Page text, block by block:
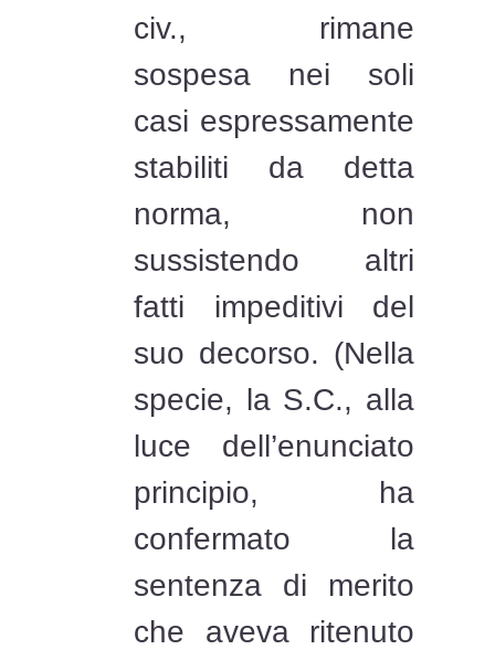
civ., rimane
sospesa nei soli
casi espressamente
stabiliti da detta
norma, non
sussistendo altri
fatti impeditivi del
suo decorso. (Nella
specie, la S.C., alla
luce dell’enunciato
principio, ha
confermato la
sentenza di merito
che aveva ritenuto